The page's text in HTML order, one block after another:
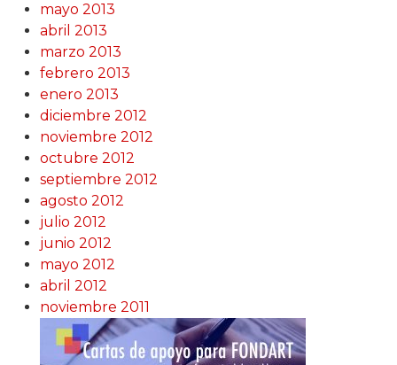
mayo 2013
abril 2013
marzo 2013
febrero 2013
enero 2013
diciembre 2012
noviembre 2012
octubre 2012
septiembre 2012
agosto 2012
julio 2012
junio 2012
mayo 2012
abril 2012
noviembre 2011